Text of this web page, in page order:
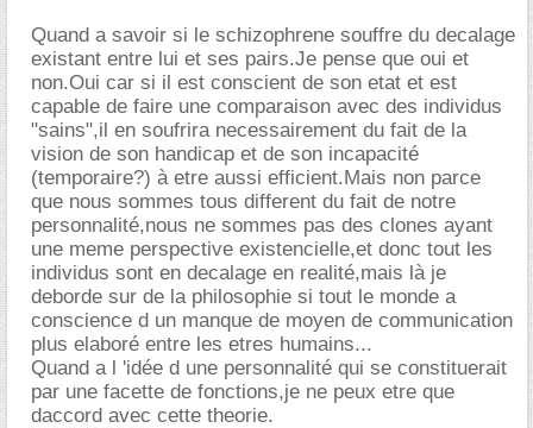
Quand a savoir si le schizophrene souffre du decalage
existant entre lui et ses pairs.Je pense que oui et
non.Oui car si il est conscient de son etat et est
capable de faire une comparaison avec des individus
"sains",il en soufrira necessairement du fait de la
vision de son handicap et de son incapacité
(temporaire?) à etre aussi efficient.Mais non parce
que nous sommes tous different du fait de notre
personnalité,nous ne sommes pas des clones ayant
une meme perspective existencielle,et donc tout les
individus sont en decalage en realité,mais là je
deborde sur de la philosophie si tout le monde a
conscience d un manque de moyen de communication
plus elaboré entre les etres humains...
Quand a l 'idée d une personnalité qui se constituerait
par une facette de fonctions,je ne peux etre que
daccord avec cette theorie.